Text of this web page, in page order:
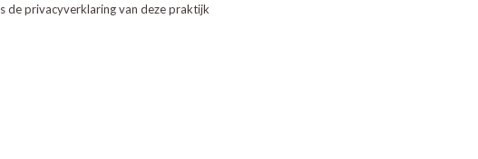
de privacyverklaring van deze praktijk